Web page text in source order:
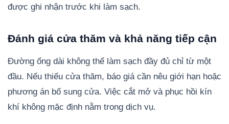
được ghi nhận trước khi làm sạch.
Đánh giá cửa thăm và khả năng tiếp cận
Đường ống dài không thể làm sạch đầy đủ chỉ từ một
đầu. Nếu thiếu cửa thăm, báo giá cần nêu giới hạn hoặc
phương án bổ sung cửa. Việc cắt mở và phục hồi kín
khí không mặc định nằm trong dịch vụ.